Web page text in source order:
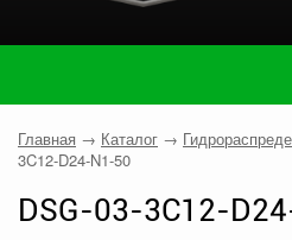
Главная → Каталог →
3C12-D24-N1-50
DSG-03-3C12-